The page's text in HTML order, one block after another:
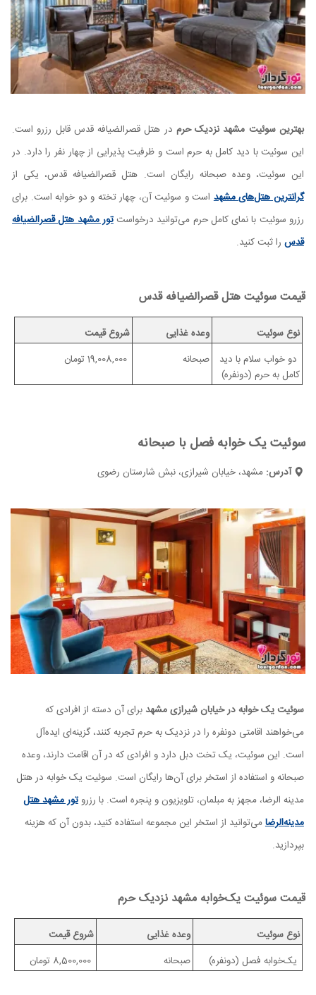
بهترین سوئیت مشهد نزدیک حرم در هتل قصرالضیافه قدس قابل رزرو است.
این سوئیت با دید کامل به حرم است و ظرفیت پذیرایی از چهار نفر را دارد. در
این سوئیت، وعده صبحانه رایگان است. هتل قصرالضیافه قدس، یکی از
گرانترین هتل‌های مشهداست و سوئیت آن، چهار تخته و دو خوابه است. برای
رزرو سوئیت با نمای کامل حرم می‌توانید درخواستتور مشهد هتل قصرالضیافه
قدس را ثبت کنید.
قیمت سوئیت هتل قصرالضیافه قدس
نوع سوئیت وعده غذایی
شروع قیمت
دو خواب سلام با دید
کامل به حرم (دونفره)
صبحانه 19,008,000 تومان
سوئیت یک خوابه فصل با صبحانه
آدرس:مشهد، خیابان شیرازی، نبش شارستان رضوی
سوئیت یک خوابه در خیابان شیرازی مشهدبرای آن دسته از افرادی که
می‌خواهند اقامتی دونفره را در نزدیک به حرم تجربه کنند، گزینه‌ای ایده‌آل
است. این سوئیت، یک تخت دبل دارد و افرادی که در آن اقامت دارند، وعده
صبحانه و استفاده از استخر برای آن‌ها رایگان است. سوئیت یک خوابه در هتل
مدینه الرضا، مجهز به مبلمان، تلویزیون و پنجره است. با رزروتور مشهد هتل
مدینه‌الرضامی‌توانید از استخر این مجموعه استفاده کنید، بدون آن که هزینه
بپردازید.
قیمت سوئیت یک‌خوابه مشهد نزدیک حرم
نوع سوئیت وعده غذایی
شروع قیمت
یک‌خوابه فصل (دونفره)
صبحانه 8,500,000 تومان